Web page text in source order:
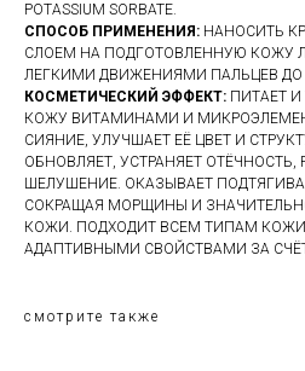
POTASSIUM SORBATE.
СПОСОБ ПРИМЕНЕНИЯ: НАНОСИТЬ
СЛОЕМ НА ПОДГОТОВЛЕННУЮ КОЖУ
ЛЕГКИМИ ДВИЖЕНИЯМИ ПАЛЬЦЕВ
КОСМЕТИЧЕСКИЙ ЭФФЕКТ: ПИТАЕТ
КОЖУ ВИТАМИНАМИ И
СИЯНИЕ, УЛУЧШАЕТ ЕЁ ЦВЕТ И
ОБНОВЛЯЕТ, УСТРАНЯЕТ ОТЁЧНОСТЬ,
ШЕЛУШЕНИЕ. ОКАЗЫВАЕТ
СОКРАЩАЯ МОРЩИНЫ И
КОЖИ. ПОДХОДИТ ВСЕМ ТИПАМ
АДАПТИВНЫМИ СВОЙСТВАМИ ЗА
смотрите также